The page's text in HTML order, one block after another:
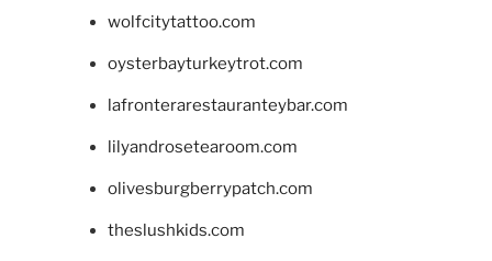
wolfcitytattoo.com
oysterbayturkeytrot.com
lafronterarestauranteybar.com
lilyandrosetearoom.com
olivesburgberrypatch.com
theslushkids.com